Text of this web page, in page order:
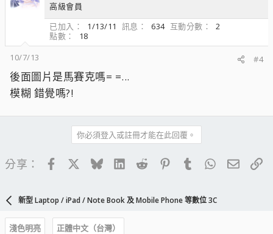
高級會員
已加入
1/13/11 訊息 634 互動分數
2
點數
18
10/7/13
#4
後面圖片是馬賽克嗎= =...
模糊 錯覺嗎?!
你必須登入或註冊才能在此回覆。
分享： FacebookBlueskyLinkedIn
Reddit PinterestTumblrWhatsApp
電子
新型 Laptop / iPad / Note Book 及 Mobile Phone 等數位 3C
淺色明亮
正體中文（台灣）